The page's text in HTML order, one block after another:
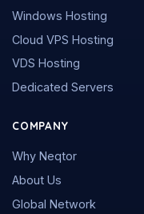
Windows Hosting
Cloud VPS Hosting
VDS Hosting
Dedicated Servers
COMPANY
Why Neqtor
About Us
Global Network